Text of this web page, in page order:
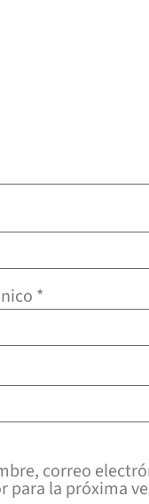
*
correo
para la próxima